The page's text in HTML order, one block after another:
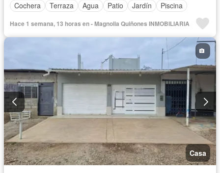
Cochera
Terraza Agua Patio Jardín Piscina
Hace 1 semana, 13 horas en - Magnolia Quiñones INMOBILIARIA
Casa